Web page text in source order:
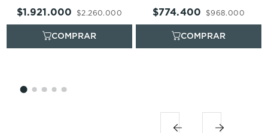
$2.260.000
$1.921.000 $968.000
$774.400